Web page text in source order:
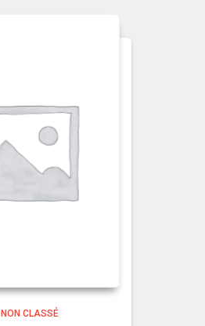
NON CLASSÉ